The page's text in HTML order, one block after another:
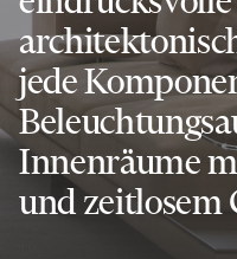
jede
Innenräume
und zeitlosem